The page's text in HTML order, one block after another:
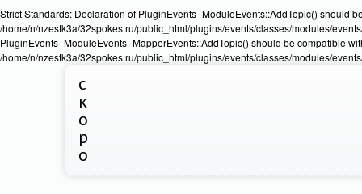
Strict Standards: Declaration of PluginEvents_ModuleEvents::AddTopic() should
/home/n/nzestk3a/32spokes.ru/public_html/plugins/events/classes/modules/
PluginEvents_ModuleEvents_MapperEvents::AddTopic() should be compatible
/home/n/nzestk3a/32spokes.ru/public_html/plugins/events/classes/modules/
с
к
о
р
о